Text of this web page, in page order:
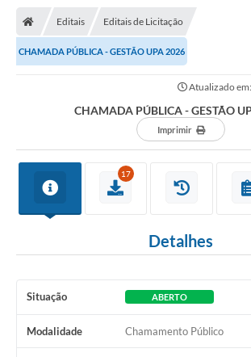
Editais Editais de Licitação
CHAMADA PÚBLICA - GESTÃO UPA 2026
Atualizado
CHAMADA PÚBLICA - GESTÃO
Imprimir
17
Detalhes
Situação ABERTO
Modalidade Chamamento Público